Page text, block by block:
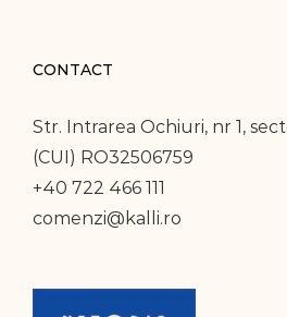
CONTACT
Str. Intrarea Ochiuri, nr 1,
(CUI) RO32506759
+40 722 466 111
comenzi@kalli.ro